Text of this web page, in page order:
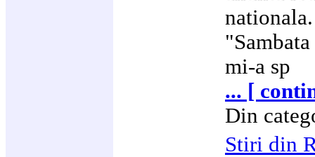
nationala.
mi-a sp
... [
Din
Stiri din